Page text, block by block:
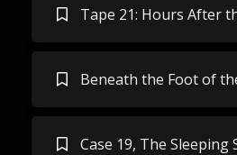
Tape 21: Hours After
Beneath the Foot of
Case 19, The Sleeping